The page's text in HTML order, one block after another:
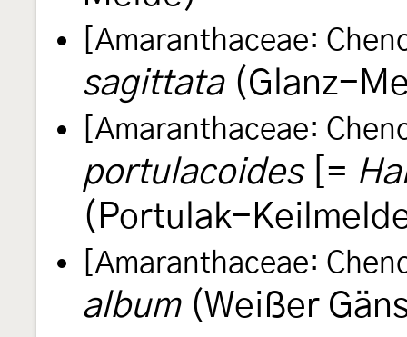
[Amaranthaceae:
sagittata(Glanz-
[Amaranthaceae:
portulacoides[=
(Portulak-
[Amaranthaceae:
album(Weißer